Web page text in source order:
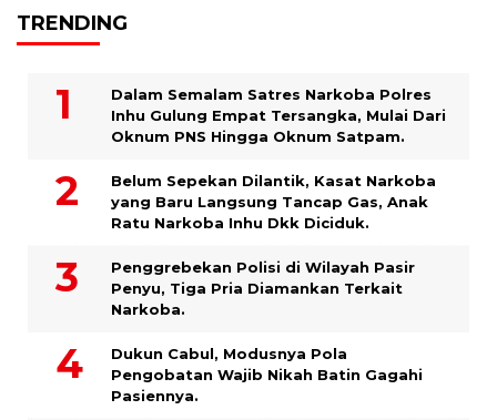
TRENDING
Dalam Semalam Satres Narkoba Polres
Inhu Gulung Empat Tersangka, Mulai Dari
Oknum PNS Hingga Oknum Satpam.
Belum Sepekan Dilantik, Kasat Narkoba
yang Baru Langsung Tancap Gas, Anak
Ratu Narkoba Inhu Dkk Diciduk.
Penggrebekan Polisi di Wilayah Pasir
Penyu, Tiga Pria Diamankan Terkait
Narkoba.
Dukun Cabul, Modusnya Pola
Pengobatan Wajib Nikah Batin Gagahi
Pasiennya.